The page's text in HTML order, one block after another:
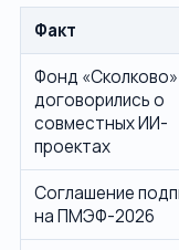
Факт
Фонд
договорились о
совместных ИИ-
проектах
Соглашение
на ПМЭФ-2026